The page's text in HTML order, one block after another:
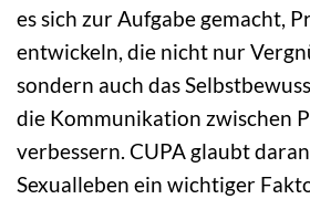
es sich zur Aufgabe gemacht,
entwickeln, die nicht nur
sondern auch das
die Kommunikation zwischen
verbessern. CUPA glaubt
Sexualleben ein wichtiger